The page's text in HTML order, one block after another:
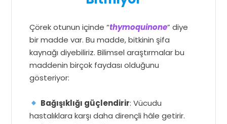
Çörek otunun içinde “thymoquinone” diye
bir madde var. Bu madde, bitkinin şifa
kaynağı diyebiliriz. Bilimsel araştırmalar bu
maddenin birçok faydası olduğunu
gösteriyor:
Bağışıklığı güçlendirir: Vücudu
hastalıklara karşı daha dirençli hâle getirir.